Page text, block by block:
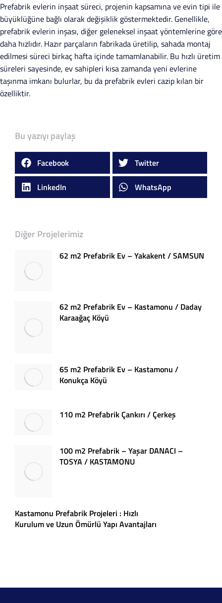
Prefabrik evlerin inşaat süreci, projenin kapsamına ve evin tipi ile
büyüklüğüne bağlı olarak değişiklik göstermektedir. Genellikle,
prefabrik evlerin inşası, diğer geleneksel inşaat yöntemlerine göre
daha hızlıdır. Hazır parçaların fabrikada üretilip, sahada montaj
edilmesi süreci birkaç hafta içinde tamamlanabilir. Bu hızlı üretim
süreleri sayesinde, ev sahipleri kısa zamanda yeni evlerine
taşınma imkanı bulurlar, bu da prefabrik evleri cazip kılan bir
özelliktir.
Bu yazıyı paylaş
Facebook Twitter
LinkedIn WhatsApp
Diğer Projelerimiz
62 m2 Prefabrik Ev – Yakakent / SAMSUN
62 m2 Prefabrik Ev – Kastamonu / Daday
Karaağaç Köyü
65 m2 Prefabrik Ev – Kastamonu /
Konukça Köyü
110 m2 Prefabrik Çankırı / Çerkeş
100 m2 Prefabrik – Yaşar DANACI –
TOSYA / KASTAMONU
Kastamonu Prefabrik Projeleri : Hızlı
Kurulum ve Uzun Ömürlü Yapı Avantajları